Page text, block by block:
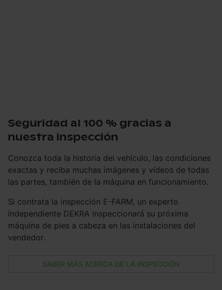
Seguridad al 100 % gracias a
nuestra inspección
Conozca toda la historia del vehículo, las condiciones
exactas y reciba muchas imágenes y vídeos de todas
las partes, también de la máquina en funcionamiento.
Si contrata la inspección E-FARM, un experto
independiente DEKRA inspeccionará su próxima
máquina de pies a cabeza en las instalaciones del
vendedor.
SABER MÁS ACERCA DE LA INSPECCIÓN